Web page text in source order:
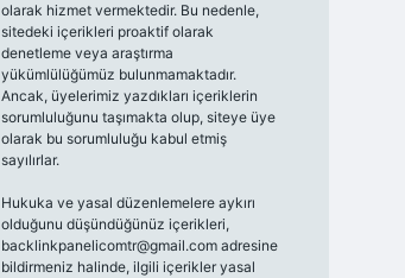
olarak hizmet vermektedir. Bu nedenle,
sitedeki içerikleri proaktif olarak
denetleme veya araştırma
yükümlülüğümüz bulunmamaktadır.
Ancak, üyelerimiz yazdıkları içeriklerin
sorumluluğunu taşımakta olup, siteye üye
olarak bu sorumluluğu kabul etmiş
sayılırlar.
Hukuka ve yasal düzenlemelere aykırı
olduğunu düşündüğünüz içerikleri,
backlinkpanelicomtr@gmail.comadresine
bildirmeniz halinde, ilgili içerikler yasal